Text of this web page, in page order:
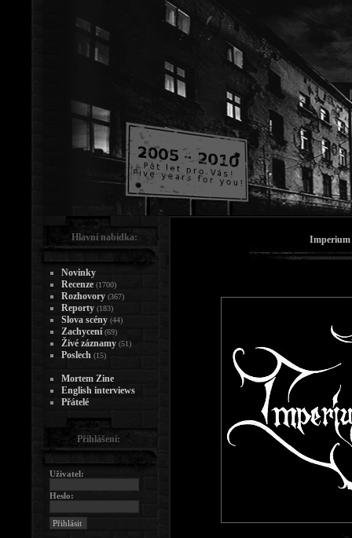
Imperium
Hlavní nabídka:
Novinky
Recenze (1700)
Rozhovory (367)
Reporty (183)
Slova scény (44)
Zachycení (69)
Živé záznamy (51)
Poslech (15)
Mortem Zine
English interviews
Přátelé
Přihlášení:
Uživatel:
Heslo: